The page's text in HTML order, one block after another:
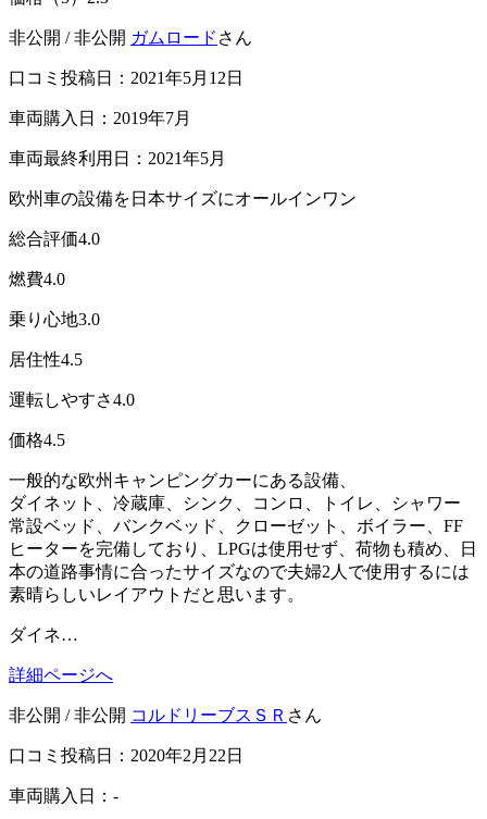
非公開 / 非公開 ガムロード さん
口コミ投稿日：2021年5月12日
車両購入日：2019年7月
車両最終利用日：2021年5月
欧州車の設備を日本サイズにオールインワン
総合評価4.0
燃費4.0
乗り心地3.0
居住性4.5
運転しやすさ4.0
価格4.5
一般的な欧州キャンピングカーにある設備、
ダイネット、冷蔵庫、シンク、コンロ、トイレ、シャワー
常設ベッド、バンクベッド、クローゼット、ボイラー、FF
ヒーターを完備しており、LPGは使用せず、荷物も積め、日
本の道路事情に合ったサイズなので夫婦2人で使用するには
素晴らしいレイアウトだと思います。
ダイネ…
詳細ページへ
非公開 / 非公開 コルドリーブスＳＲ さん
口コミ投稿日：2020年2月22日
車両購入日：-